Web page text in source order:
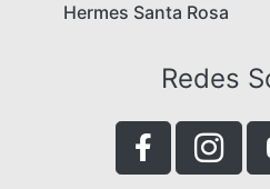
Hermes Santa Rosa
Redes